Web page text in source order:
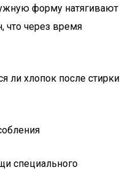
форму натягивают
что через время
ли хлопок после стирки
специального